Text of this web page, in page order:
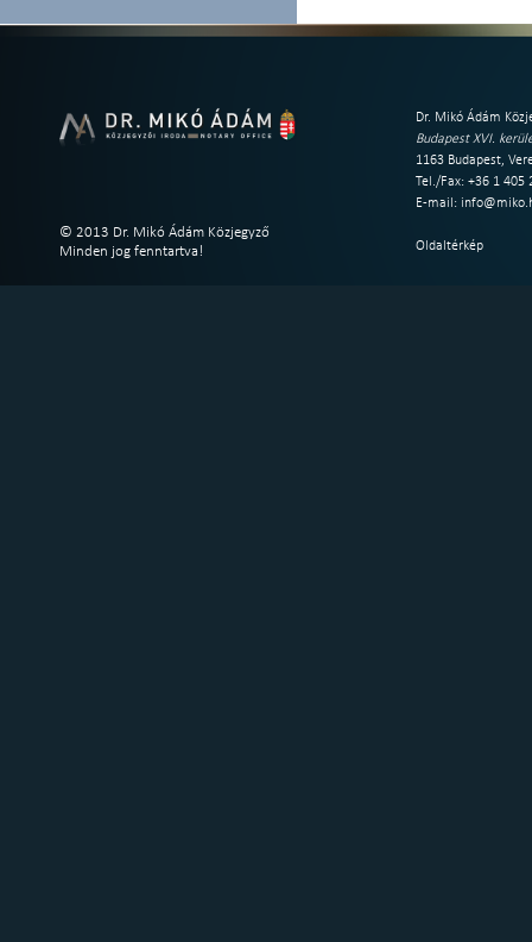
© 2013 Dr. Mikó Ádám Közjegyző
Minden jog fenntartva!
Dr. Mikó Ádám
Budapest XVI.
1163 Budapest,
Tel./Fax: +36 1 405
E-mail:
Oldaltérkép